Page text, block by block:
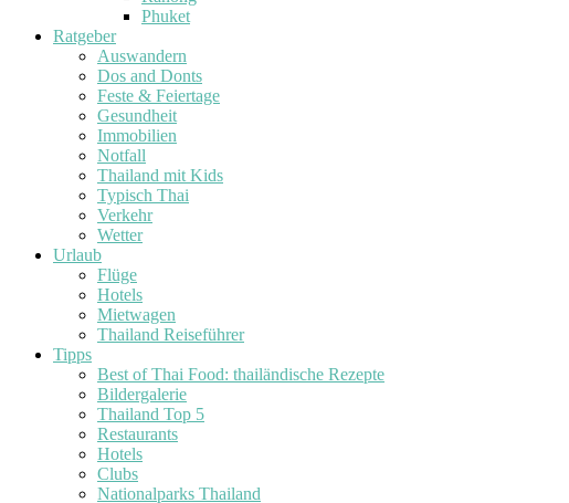
Phuket
Ratgeber
Auswandern
Dos and Donts
Feste & Feiertage
Gesundheit
Immobilien
Notfall
Thailand mit Kids
Typisch Thai
Verkehr
Wetter
Urlaub
Flüge
Hotels
Mietwagen
Thailand Reiseführer
Tipps
Best of Thai Food: thailändische Rezepte
Bildergalerie
Thailand Top 5
Restaurants
Hotels
Clubs
Nationalparks Thailand